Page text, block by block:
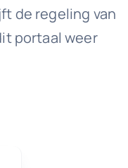
de regeling van
portaal weer